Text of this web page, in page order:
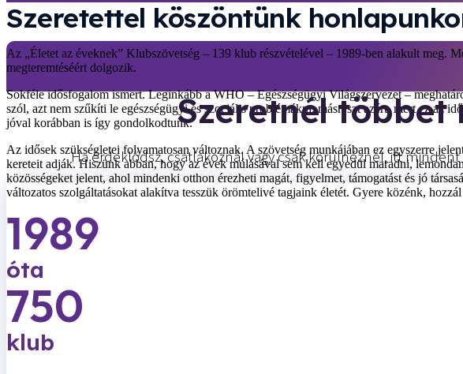
Szeretettel köszöntünk
Az „Életet az éveknek” Klubszövetség – 139 klub részvételével – 1989-ben alakult meg.
megteremtéséért dolgozik.
Sokféle idősfogalom ismert. Leginkább a WHO – Egészségügyi Világszervezet –
szól, azt nem szűkíti le egészségügyi és szociális problémákra; másrészt azért, mert ez az
jóval korábban is így gondolkodtunk.
Az idősek szükségletei folyamatosan változnak. A szövetség munkájában ez egyszerre
kereteit adják. Hiszünk abban, hogy az évek múlásával sem kell egyedül maradni,
közösségeket jelent, ahol mindenki otthon érezheti magát, figyelmet, támogatást és jó
változatos szolgáltatásokat alakítva tesszük örömtelivé tagjaink életét. Gyere közénk,
1989
óta
750
klub
Szeretnél többet
Ha érdeklődsz, csatlakoznál vagy csak körülnéznél, itt